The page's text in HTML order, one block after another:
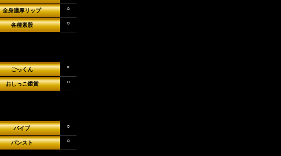
全身濃厚リップ ○
各種素股 ○
ごっくん ×
おしっこ鑑賞 ○
バイブ ○
パンスト ○